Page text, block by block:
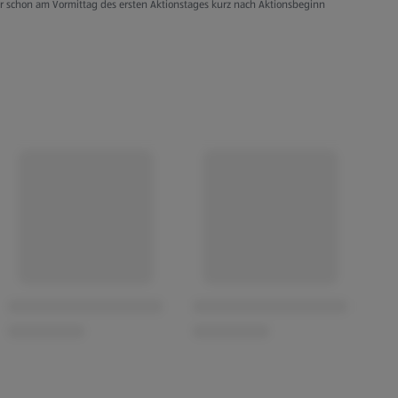
am Vormittag des ersten Aktionstages kurz nach Aktionsbeginn